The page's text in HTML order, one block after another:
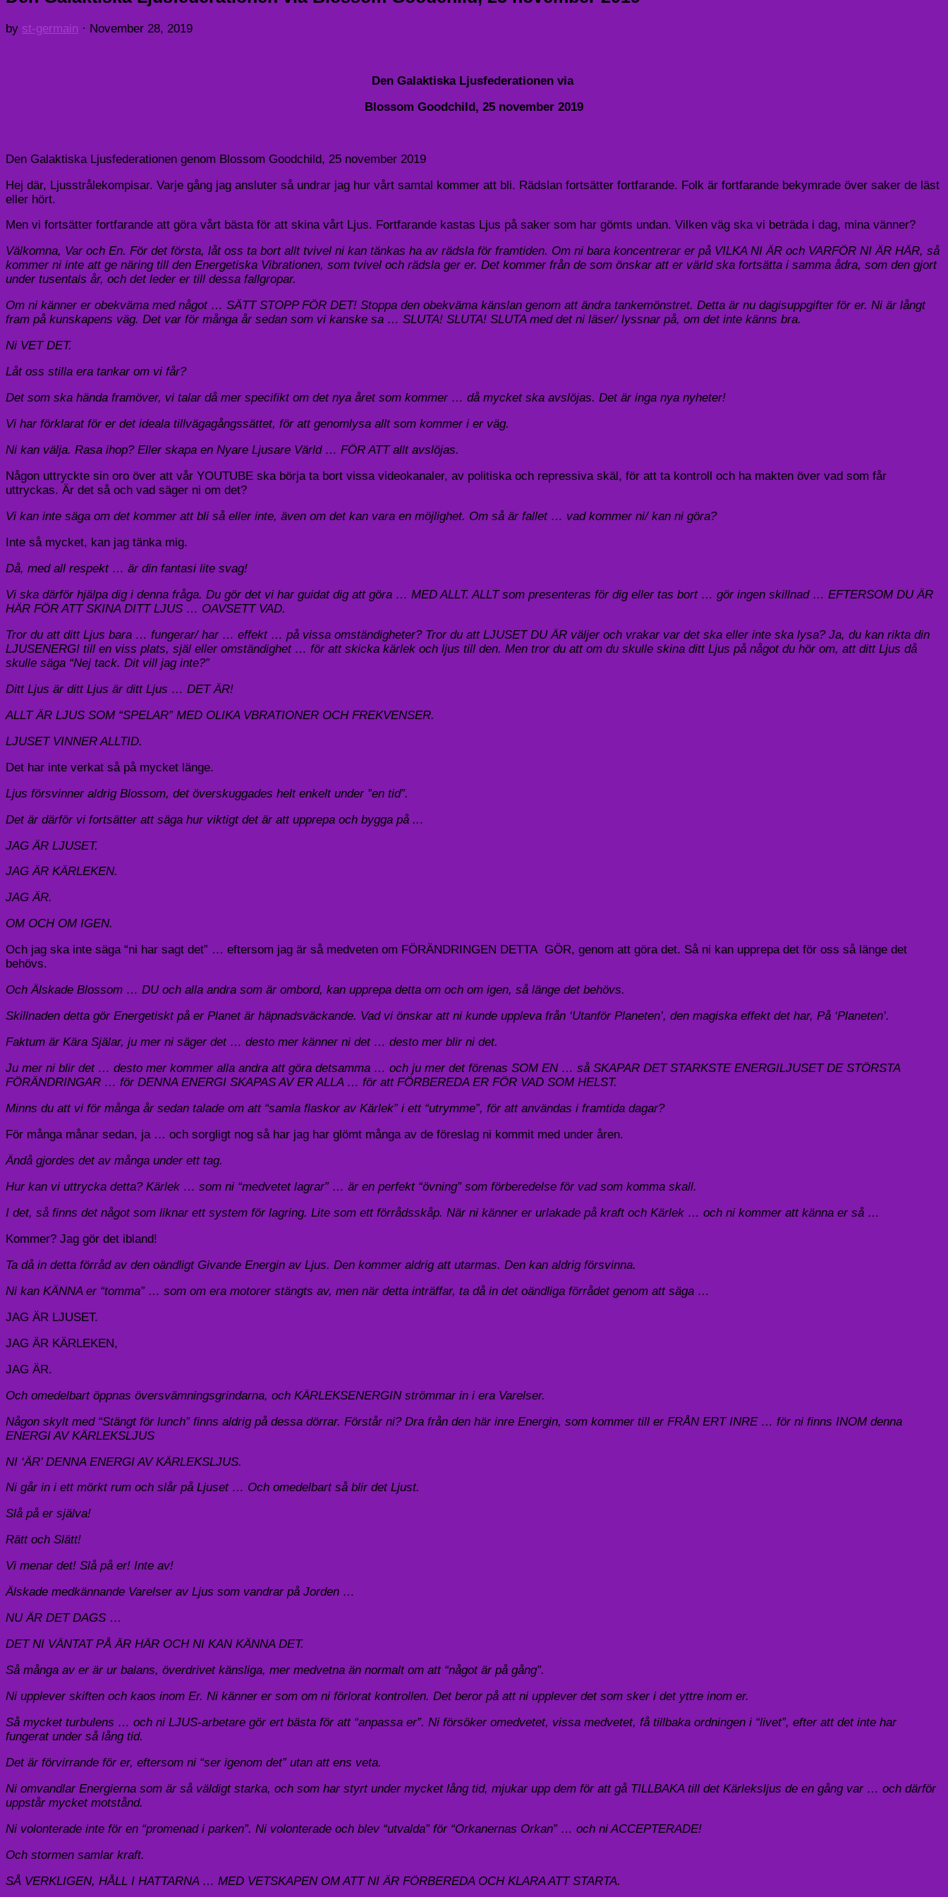
by st-germain · November 28, 2019
Den Galaktiska Ljusfederationen via
Blossom Goodchild, 25 november 2019
Den Galaktiska Ljusfederationen genom Blossom Goodchild, 25 november 2019
Hej där, Ljusstrålekompisar. Varje gång jag ansluter så undrar jag hur vårt samtal kommer att bli. Rädslan fortsätter fortfarande. Folk är fortfarande bekymrade över saker de läst
eller hört.
Men vi fortsätter fortfarande att göra vårt bästa för att skina vårt Ljus. Fortfarande kastas Ljus på saker som har gömts undan. Vilken väg ska vi beträda i dag, mina vänner?
Välkomna, Var och En. För det första, låt oss ta bort allt tvivel ni kan tänkas ha av rädsla för framtiden. Om ni bara koncentrerar er på VILKA NI ÄR och VARFÖR NI ÄR HÄR, så
kommer ni inte att ge näring till den Energetiska Vibrationen, som tvivel och rädsla ger er. Det kommer från de som önskar att er värld ska fortsätta i samma ådra, som den gjort
under tusentals år, och det leder er till dessa fallgropar.
Om ni känner er obekväma med något … SÄTT STOPP FÖR DET! Stoppa den obekväma känslan genom att ändra tankemönstret. Detta är nu dagisuppgifter för er. Ni är långt
fram på kunskapens väg. Det var för många år sedan som vi kanske sa … SLUTA! SLUTA! SLUTA med det ni läser/ lyssnar på, om det inte känns bra.
Ni VET DET.
Låt oss stilla era tankar om vi får?
Det som ska hända framöver, vi talar då mer specifikt om det nya året som kommer … då mycket ska avslöjas. Det är inga nya nyheter!
Vi har förklarat för er det ideala tillvägagångssättet, för att genomlysa allt som kommer i er väg.
Ni kan välja. Rasa ihop? Eller skapa en Nyare Ljusare Värld … FÖR ATT allt avslöjas.
Någon uttryckte sin oro över att vår YOUTUBE ska börja ta bort vissa videokanaler, av politiska och repressiva skäl, för att ta kontroll och ha makten över vad som får
uttryckas. Är det så och vad säger ni om det?
Vi kan inte säga om det kommer att bli så eller inte, även om det kan vara en möjlighet. Om så är fallet … vad kommer ni/ kan ni göra?
Inte så mycket, kan jag tänka mig.
Då, med all respekt … är din fantasi lite svag!
Vi ska därför hjälpa dig i denna fråga. Du gör det vi har guidat dig att göra … MED ALLT. ALLT som presenteras för dig eller tas bort … gör ingen skillnad … EFTERSOM DU ÄR
HÄR FÖR ATT SKINA DITT LJUS … OAVSETT VAD.
Tror du att ditt Ljus bara … fungerar/ har … effekt … på vissa omständigheter? Tror du att LJUSET DU ÄR väljer och vrakar var det ska eller inte ska lysa? Ja, du kan rikta din
LJUSENERGI till en viss plats, själ eller omständighet … för att skicka kärlek och ljus till den. Men tror du att om du skulle skina ditt Ljus på något du hör om, att ditt Ljus då
skulle säga “Nej tack. Dit vill jag inte?”
Ditt Ljus är ditt Ljus är ditt Ljus … DET ÄR!
ALLT ÄR LJUS SOM “SPELAR” MED OLIKA VBRATIONER OCH FREKVENSER.
LJUSET VINNER ALLTID.
Det har inte verkat så på mycket länge.
Ljus försvinner aldrig Blossom, det överskuggades helt enkelt under ”en tid”.
Det är därför vi fortsätter att säga hur viktigt det är att upprepa och bygga på ...
JAG ÄR LJUSET.
JAG ÄR KÄRLEKEN.
JAG ÄR.
OM OCH OM IGEN.
Och jag ska inte säga “ni har sagt det” … eftersom jag är så medveten om FÖRÄNDRINGEN DETTA GÖR, genom att göra det. Så ni kan upprepa det för oss så länge det
behövs.
Och Älskade Blossom … DU och alla andra som är ombord, kan upprepa detta om och om igen, så länge det behövs.
Skillnaden detta gör Energetiskt på er Planet är häpnadsväckande. Vad vi önskar att ni kunde uppleva från ‘Utanför Planeten’, den magiska effekt det har, På ‘Planeten’.
Faktum är Kära Själar, ju mer ni säger det … desto mer känner ni det … desto mer blir ni det.
Ju mer ni blir det … desto mer kommer alla andra att göra detsamma … och ju mer det förenas SOM EN … så SKAPAR DET STARKSTE ENERGILJUSET DE STÖRSTA
FÖRÄNDRINGAR … för DENNA ENERGI SKAPAS AV ER ALLA … för att FÖRBEREDA ER FÖR VAD SOM HELST.
Minns du att vi för många år sedan talade om att “samla flaskor av Kärlek” i ett “utrymme”, för att användas i framtida dagar?
För många månar sedan, ja … och sorgligt nog så har jag har glömt många av de föreslag ni kommit med under åren.
Ändå gjordes det av många under ett tag.
Hur kan vi uttrycka detta? Kärlek … som ni “medvetet lagrar” … är en perfekt “övning” som förberedelse för vad som komma skall.
I det, så finns det något som liknar ett system för lagring. Lite som ett förrådsskåp. När ni känner er urlakade på kraft och Kärlek … och ni kommer att känna er så …
Kommer? Jag gör det ibland!
Ta då in detta förråd av den oändligt Givande Energin av Ljus. Den kommer aldrig att utarmas. Den kan aldrig försvinna.
Ni kan KÄNNA er “tomma” … som om era motorer stängts av, men när detta inträffar, ta då in det oändliga förrådet genom att säga …
JAG ÄR LJUSET.
JAG ÄR KÄRLEKEN,
JAG ÄR.
Och omedelbart öppnas översvämningsgrindarna, och KÄRLEKSENERGIN strömmar in i era Varelser.
Någon skylt med “Stängt för lunch” finns aldrig på dessa dörrar. Förstår ni? Dra från den här inre Energin, som kommer till er FRÅN ERT INRE … för ni finns INOM denna
ENERGI AV KÄRLEKSLJUS
NI ‘ÄR’ DENNA ENERGI AV KÄRLEKSLJUS.
Ni går in i ett mörkt rum och slår på Ljuset … Och omedelbart så blir det Ljust.
Slå på er själva!
Rätt och Slätt!
Vi menar det! Slå på er! Inte av!
Älskade medkännande Varelser av Ljus som vandrar på Jorden …
NU ÄR DET DAGS …
DET NI VÄNTAT PÅ ÄR HÄR OCH NI KAN KÄNNA DET.
Så många av er är ur balans, överdrivet känsliga, mer medvetna än normalt om att “något är på gång”.
Ni upplever skiften och kaos inom Er. Ni känner er som om ni förlorat kontrollen. Det beror på att ni upplever det som sker i det yttre inom er.
Så mycket turbulens … och ni LJUS-arbetare gör ert bästa för att “anpassa er”. Ni försöker omedvetet, vissa medvetet, få tillbaka ordningen i “livet”, efter att det inte har
fungerat under så lång tid.
Det är förvirrande för er, eftersom ni “ser igenom det” utan att ens veta.
Ni omvandlar Energierna som är så väldigt starka, och som har styrt under mycket lång tid, mjukar upp dem för att gå TILLBAKA till det Kärleksljus de en gång var … och därför
uppstår mycket motstånd.
Ni volonterade inte för en “promenad i parken”. Ni volonterade och blev “utvalda” för “Orkanernas Orkan” … och ni ACCEPTERADE!
Och stormen samlar kraft.
SÅ VERKLIGEN, HÅLL I HATTARNA … MED VETSKAPEN OM ATT NI ÄR FÖRBEREDA OCH KLARA ATT STARTA.